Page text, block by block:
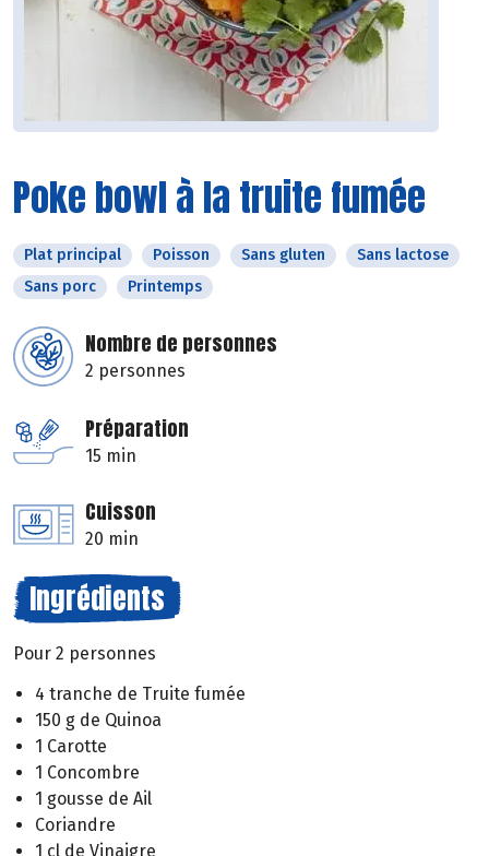
Poke bowl à la truite fumée
Plat principal Poisson Sans gluten
Sans lactose
Sans porc
Printemps
Nombre de personnes
2 personnes
Préparation
15 min
Cuisson
20 min
Ingrédients
Pour 2 personnes
4 tranche de Truite fumée
150 g de Quinoa
1 Carotte
1 Concombre
1 gousse de Ail
Coriandre
1 cl de Vinaigre